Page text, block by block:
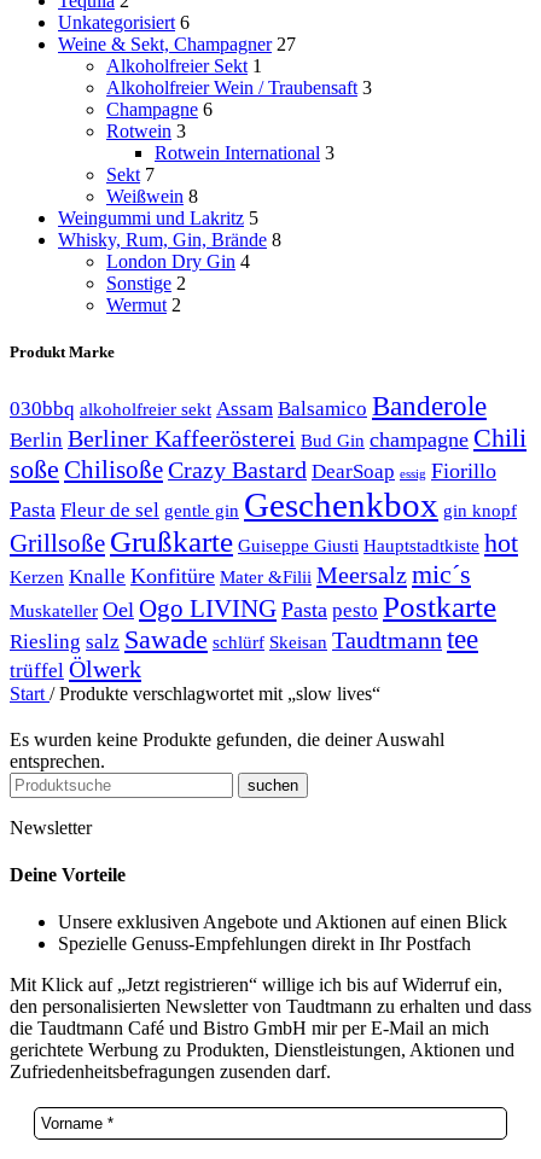
Unkategorisiert 6
Weine & Sekt, Champagner 27
Alkoholfreier Sekt 1
Alkoholfreier Wein / Traubensaft 3
Champagne 6
Rotwein 3
Rotwein International 3
Sekt 7
Weißwein 8
Weingummi und Lakritz 5
Whisky, Rum, Gin, Brände 8
London Dry Gin 4
Sonstige 2
Wermut 2
Produkt Marke
030bbq alkoholfreier sekt Assam Balsamico Banderole
Berlin Berliner Kaffeerösterei Bud Gin champagne Chili
soße ChilisoßeCrazy Bastard DearSoap essig Fiorillo
Pasta Fleur de sel gentle gin Geschenkbox gin knopf
Grillsoße Grußkarte Guiseppe Giusti Hauptstadtkiste hot
Kerzen Knalle Konfitüre Mater &Filii Meersalzmic´s
Muskateller Oel Ogo LIVING Pasta pesto Postkarte
Riesling salz Sawade schlürf Skeisan Taudtmann tee
trüffel Ölwerk
Start / Produkte verschlagwortet mit „slow lives“
Es wurden keine Produkte gefunden, die deiner Auswahl
entsprechen.
suchen
Newsletter
Deine Vorteile
Unsere exklusiven Angebote und Aktionen auf einen Blick
Spezielle Genuss-Empfehlungen direkt in Ihr Postfach
Mit Klick auf „Jetzt registrieren“ willige ich bis auf Widerruf ein,
den personalisierten Newsletter von Taudtmann zu erhalten und dass
die Taudtmann Café und Bistro GmbH mir per E-Mail an mich
gerichtete Werbung zu Produkten, Dienstleistungen, Aktionen und
Zufriedenheitsbefragungen zusenden darf.